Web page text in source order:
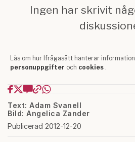
Text: Adam Svanell
Bild: Angelica Zander
Publicerad 2012-12-20